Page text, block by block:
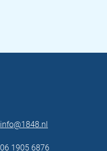
info@1848.nl
06 1905 6876